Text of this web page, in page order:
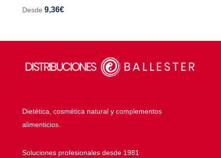
Desde 9,36€
Dietética, cosmética natural y complementos
alimenticios.
Soluciones profesionales desde 1981